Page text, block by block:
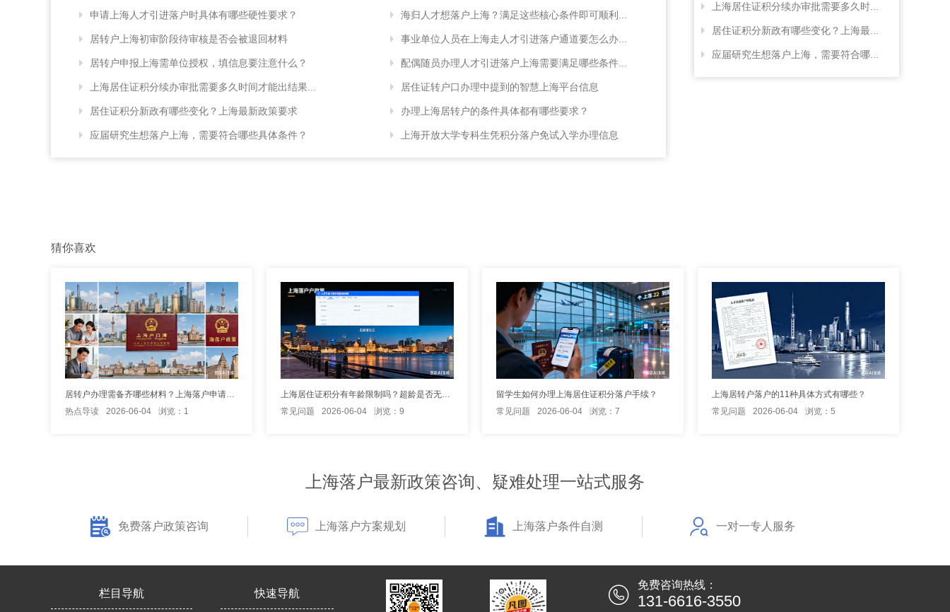
申请上海人才引进落户时具体有哪些硬性要求？
居转户上海初审阶段待审核是否会被退回材料
居转户申报上海需单位授权，填信息要注意什么？
上海居住证积分续办审批需要多久时间才能出结果...
居住证积分新政有哪些变化？上海最新政策要求
应届研究生想落户上海，需要符合哪些具体条件？
海归人才想落户上海？满足这些核心条件即可顺利...
事业单位人员在上海走人才引进落户通道要怎么办...
配偶随员办理人才引进落户上海需要满足哪些条件...
居住证转户口办理中提到的智慧上海平台信息
办理上海居转户的条件具体都有哪些要求？
上海开放大学专科生凭积分落户免试入学办理信息
上海居住证积分续办审批需要多久时...
居住证积分新政有哪些变化？上海最...
应届研究生想落户上海，需要符合哪...
猜你喜欢
居转户办理需备齐哪些材料？上海落户申请清单
热点导读
2026-06-04 浏览：1
上海居住证积分有年龄限制吗？超龄是否无法办理
常见问题
2026-06-04 浏览：9
留学生如何办理上海居住证积分落户手续？
常见问题
2026-06-04 浏览：7
上海居转户落户的11种具体方式有哪些？
常见问题
2026-06-04 浏览：5
上海落户最新政策咨询、疑难处理一站式服务
免费落户政策咨询 上海落户方案规划 上海落户条件自测 一对一专人服务
栏目导航 快速导航
免费咨询热线：
131-6616-3550